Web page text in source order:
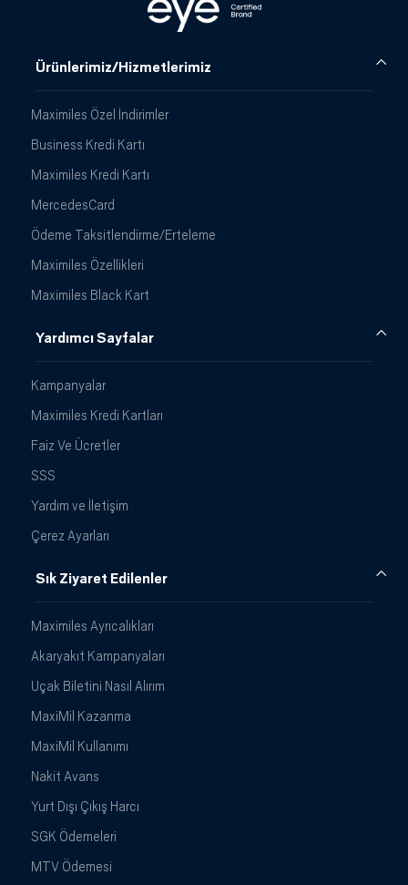
Ürünlerimiz/Hizmetlerimiz
Maximiles Özel İndirimler
Business Kredi Kartı
Maximiles Kredi Kartı
MercedesCard
Ödeme Taksitlendirme/Erteleme
Maximiles Özellikleri
Maximiles Black Kart
Yardımcı Sayfalar
Kampanyalar
Maximiles Kredi Kartları
Faiz Ve Ücretler
SSS
Yardım ve İletişim
Çerez Ayarları
Sık Ziyaret Edilenler
Maximiles Ayrıcalıkları
Akaryakıt Kampanyaları
Uçak Biletini Nasıl Alırım
MaxiMil Kazanma
MaxiMil Kullanımı
Nakit Avans
Yurt Dışı Çıkış Harcı
SGK Ödemeleri
MTV Ödemesi